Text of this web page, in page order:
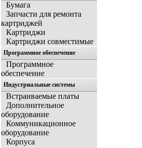
Бумага
Запчасти для ремонта
картриджей
Картриджи
Картриджи совместимые
Программное обеспечение
Программное
обеспечение
Индустриальные системы
Встраиваемые платы
Дополнительное
оборудование
Коммуникационное
оборудование
Корпуса